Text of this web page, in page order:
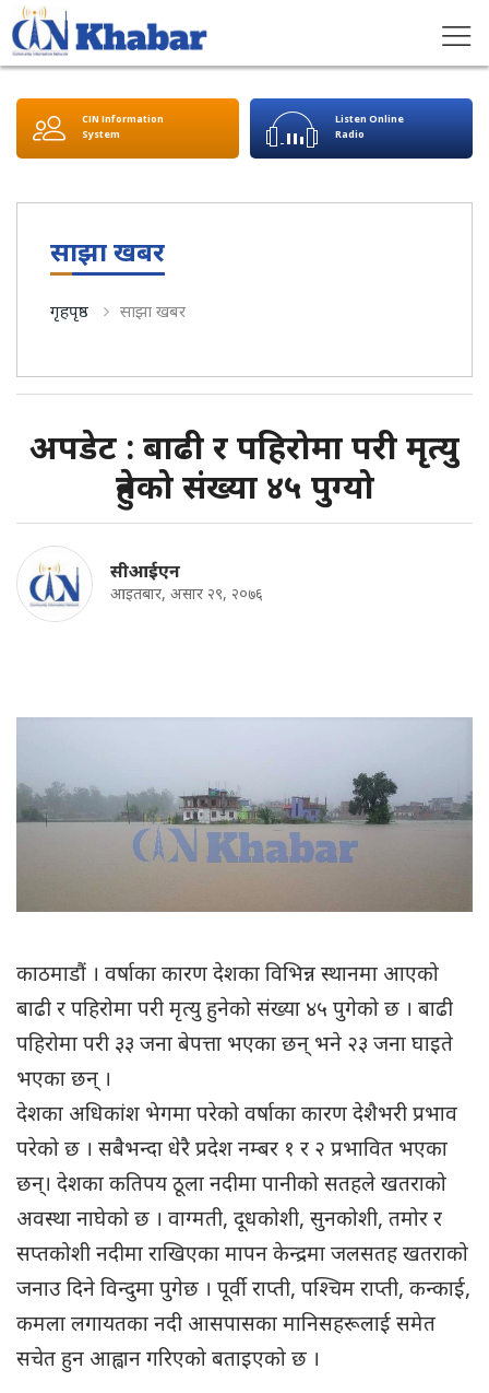
CIN Information
System
Listen Online
Radio
साझा खबर
गृहपृष्ठ साझा खबर
अपडेट : बाढी र पहिरोमा परी मृत्यु
हुनेको संख्या ४५ पुग्यो
सीआईएन
आइतबार, असार २९, २०७६
काठमाडौं । वर्षाका कारण देशका विभिन्न स्थानमा आएको
बाढी र पहिरोमा परी मृत्यु हुनेको संख्या ४५ पुगेको छ । बाढी
पहिरोमा परी ३३ जना बेपत्ता भएका छन् भने २३ जना घाइते
भएका छन् ।
देशका अधिकांश भेगमा परेको वर्षाका कारण देशैभरी प्रभाव
परेको छ । सबैभन्दा धेरै प्रदेश नम्बर १ र २ प्रभावित भएका
छन्। देशका कतिपय ठूला नदीमा पानीको सतहले खतराको
अवस्था नाघेको छ । वाग्मती, दूधकोशी, सुनकोशी, तमोर र
सप्तकोशी नदीमा राखिएका मापन केन्द्रमा जलसतह खतराको
जनाउ दिने विन्दुमा पुगेछ । पूर्वी राप्ती, पश्चिम राप्ती, कन्काई,
कमला लगायतका नदी आसपासका मानिसहरूलाई समेत
सचेत हुन आह्वान गरिएको बताइएको छ ।